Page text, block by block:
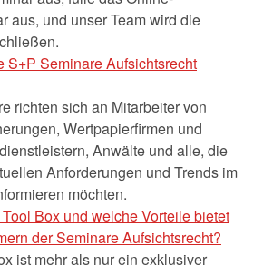
aus, und unser Team wird die
S+P Seminare Aufsichtsrecht
richten sich an Mitarbeiter von
Wertpapierfirmen und
Anwälte und alle, die
Anforderungen und Trends im
möchten.
Box und welche Vorteile bietet
der Seminare Aufsichtsrecht?
ist mehr als nur ein exklusiver